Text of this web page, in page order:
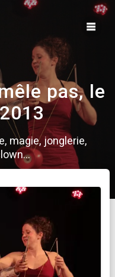
pas, le
magie, jonglerie,